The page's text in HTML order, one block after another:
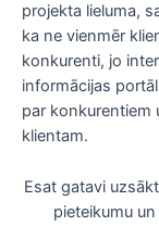
projekta lieluma,
ka ne vienmēr
konkurenti, jo
informācijas
par konkurentiem
klientam.
Esat gatavi
pieteikumu un